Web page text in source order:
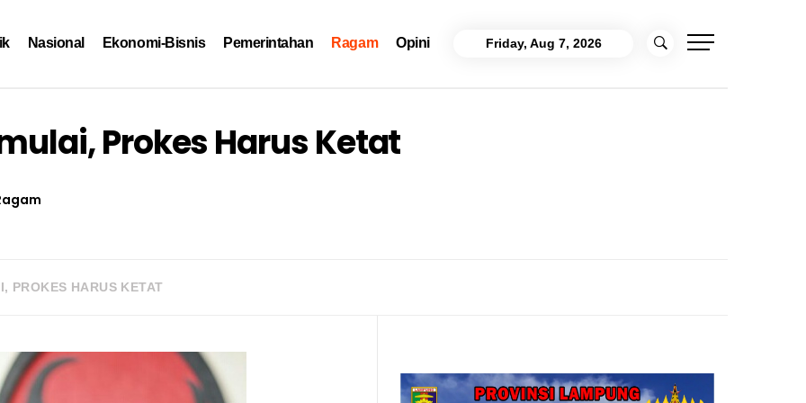
Nasional Ekonomi-Bisnis Pemerintahan Ragam Opini Friday, Aug 7, 2026
Prokes Harus Ketat
PROKES HARUS KETAT